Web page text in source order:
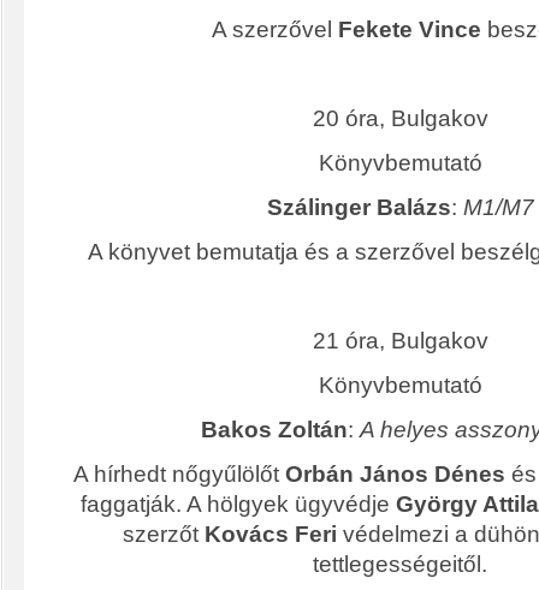
A szerzővel Fekete Vince
20 óra, Bulgakov
Könyvbemutató
Szálinger Balázs: M1/M7
A könyvet bemutatja és a szerzővel
21 óra, Bulgakov
Könyvbemutató
Bakos Zoltán:A helyes
A hírhedt nőgyűlölőt Orbán János Dénes
faggatják. A hölgyek ügyvédje György Attila
szerzőt Kovács Feri védelmezi a
tettlegességeitől.